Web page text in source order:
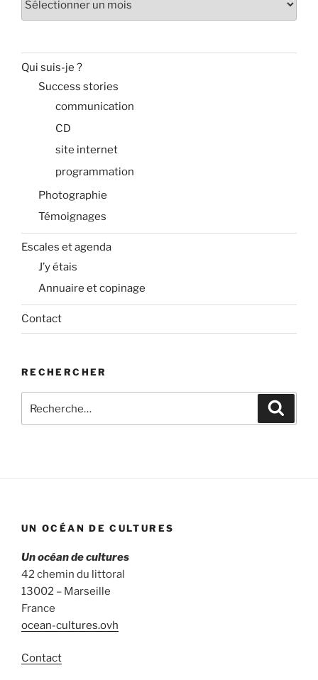
Qui suis-je ?
Success stories
communication
CD
site internet
programmation
Photographie
Témoignages
Escales et agenda
J’y étais
Annuaire et copinage
Contact
RECHERCHER
pour
UN OCÉAN DE CULTURES
Un océan de cultures
42 chemin du littoral
13002 – Marseille
France
ocean-cultures.ovh
Contact